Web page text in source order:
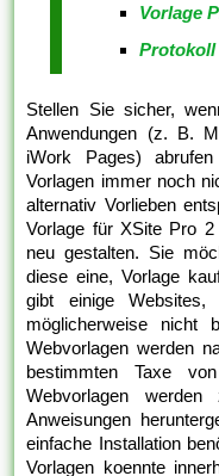
Vorlage
Protokoll
Stellen Sie sicher,
Anwendungen (z. B.
iWork Pages)
Vorlagen immer noch
alternativ Vorlieben
Vorlage für XSite Pro
neu gestalten. Sie
diese eine, Vorlage
gibt einige Websites,
möglicherweise nicht
Webvorlagen werden
bestimmten Taxe
Webvorlagen
Anweisungen
einfache Installation
Vorlagen koennte